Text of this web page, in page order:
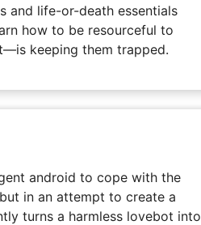
and life-or-death essentials
how to be resourceful to
keeping them trapped.
android to cope with the
in an attempt to create a
turns a harmless lovebot into